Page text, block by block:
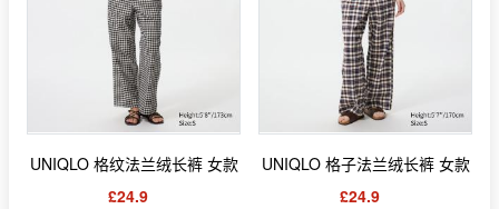
UNIQLO 格纹法兰绒长裤 女款
£24.9
UNIQLO 格子法兰绒长裤 女款
£24.9